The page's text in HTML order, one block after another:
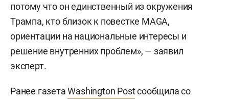
потому что он единственный из окружения
Трампа, кто близок к повестке MAGA,
ориентации на национальные интересы и
решение внутренних проблем», — заявил
эксперт.
Ранее газетаWashington Postсообщила со